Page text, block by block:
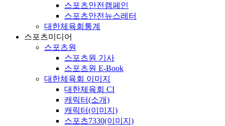
스포츠안전캠페인
스포츠안전뉴스레터
대한체육회통계
스포츠미디어
스포츠원
스포츠원 기사
스포츠원 E-Book
대한체육회 이미지
대한체육회 CI
캐릭터(소개)
캐릭터(이미지)
스포츠7330(이미지)